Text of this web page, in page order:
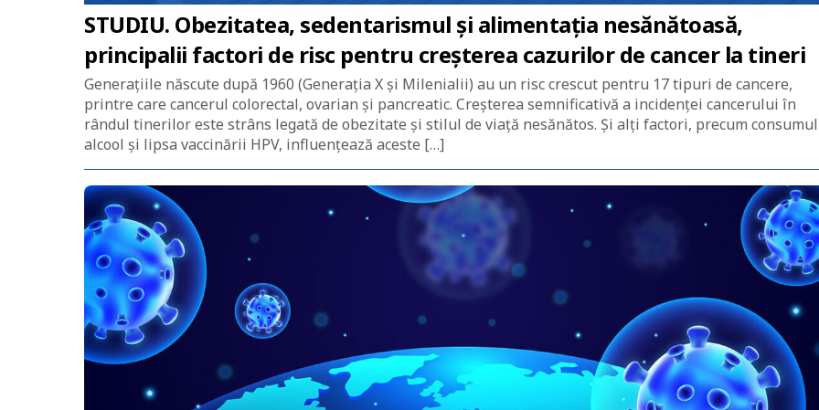
STUDIU. Obezitatea, sedentarismul și alimentația nesănătoasă,
principalii factori de risc pentru creșterea cazurilor de cancer la tineri
Generațiile născute după 1960 (Generația X și Milenialii) au un risc crescut pentru 17 tipuri de cancere,
printre care cancerul colorectal, ovarian și pancreatic. Creșterea semnificativă a incidenței cancerului în
rândul tinerilor este strâns legată de obezitate și stilul de viață nesănătos. Și alți factori, precum
alcool și lipsa vaccinării HPV, influențează aceste […]